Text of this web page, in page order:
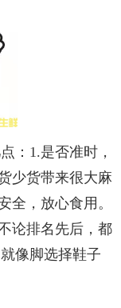
：1.是否准时，
少货带来很大麻
全，放心食用。
论排名先后，都
像脚选择鞋子